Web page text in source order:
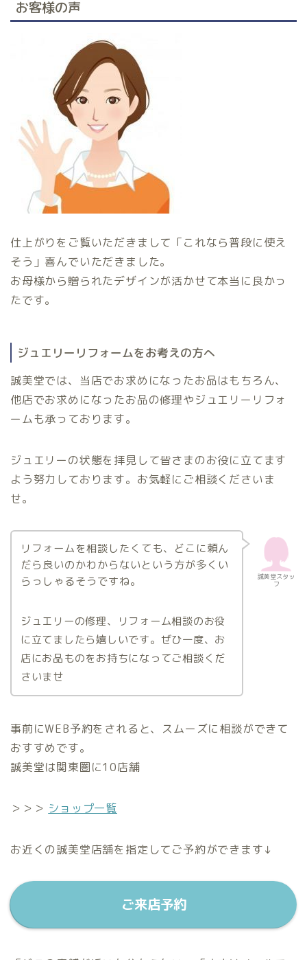
お客様の声
仕上がりをご覧いただきまして「これなら普段に使え
そう」喜んでいただきました。
お母様から贈られたデザインが活かせて本当に良かっ
たです。
ジュエリーリフォームをお考えの方へ
誠美堂では、当店でお求めになったお品はもちろん、
他店でお求めになったお品の修理やジュエリーリフォ
ームも承っております。
ジュエリーの状態を拝見して皆さまのお役に立てます
よう努力しております。お気軽にご相談くださいま
せ。
誠美堂スタッ
フ
リフォームを相談したくても、どこに頼ん
だら良いのかわからないという方が多くい
らっしゃるそうですね。
ジュエリーの修理、リフォーム相談のお役
に立てましたら嬉しいです。ぜひ一度、お
店にお品ものをお持ちになってご相談くだ
さいませ
事前にWEB予約をされると、スムーズに相談ができて
おすすめです。
誠美堂は関東圏に10店舗
＞＞＞ ショップ一覧
お近くの誠美堂店舗を指定してご予約ができます↓
ご来店予約